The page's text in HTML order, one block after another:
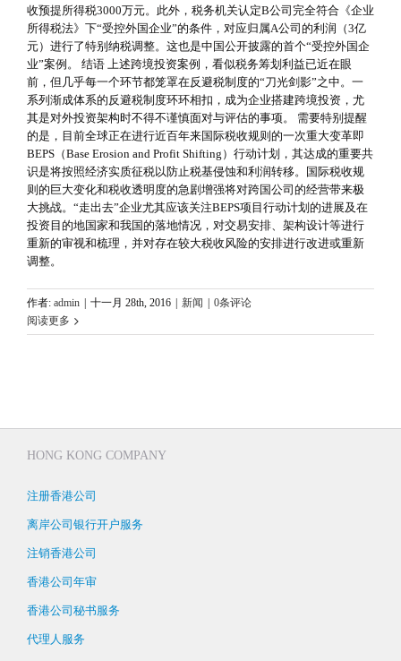
收预提所得税3000万元。此外，税务机关认定B公司完全符合《企业
所得税法》下“受控外国企业”的条件，对应归属A公司的利润（3亿
元）进行了特别纳税调整。这也是中国公开披露的首个“受控外国企
业”案例。 结语 上述跨境投资案例，看似税务筹划利益已近在眼
前，但几乎每一个环节都笼罩在反避税制度的“刀光剑影”之中。一
系列渐成体系的反避税制度环环相扣，成为企业搭建跨境投资，尤
其是对外投资架构时不得不谨慎面对与评估的事项。 需要特别提醒
的是，目前全球正在进行近百年来国际税收规则的一次重大变革即
BEPS（Base Erosion and Profit Shifting）行动计划，其达成的重要共
识是将按照经济实质征税以防止税基侵蚀和利润转移。国际税收规
则的巨大变化和税收透明度的急剧增强将对跨国公司的经营带来极
大挑战。“走出去”企业尤其应该关注BEPS项目行动计划的进展及在
投资目的地国家和我国的落地情况，对交易安排、架构设计等进行
重新的审视和梳理，并对存在较大税收风险的安排进行改进或重新
调整。
作者: admin 十一月 28th, 2016 新闻
0条评论
阅读更多
HONG KONG COMPANY
注册香港公司
离岸公司银行开户服务
注销香港公司
香港公司年审
香港公司秘书服务
代理人服务